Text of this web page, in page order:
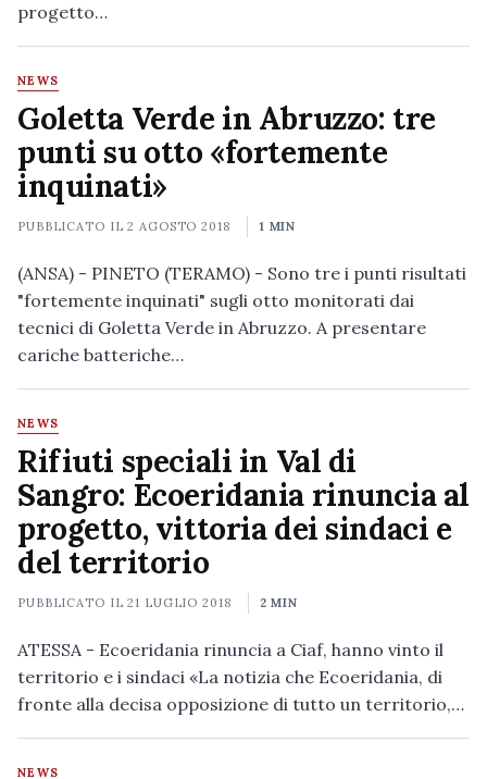
progetto…
NEWS
Goletta Verde in Abruzzo: tre
punti su otto «fortemente
inquinati»
PUBBLICATO IL2 AGOSTO 2018 1 MIN
(ANSA) - PINETO (TERAMO) - Sono tre i punti risultati
"fortemente inquinati" sugli otto monitorati dai
tecnici di Goletta Verde in Abruzzo. A presentare
cariche batteriche…
NEWS
Rifiuti speciali in Val di
Sangro: Ecoeridania rinuncia al
progetto, vittoria dei sindaci e
del territorio
PUBBLICATO IL21 LUGLIO 2018 2 MIN
ATESSA - Ecoeridania rinuncia a Ciaf, hanno vinto il
territorio e i sindaci «La notizia che Ecoeridania, di
fronte alla decisa opposizione di tutto un territorio,…
NEWS